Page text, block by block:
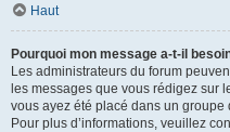
Haut
Pourquoi mon message a-t-il
Les administrateurs du forum
les messages que vous rédigez sur
vous ayez été placé dans un groupe
Pour plus d’informations, veuillez